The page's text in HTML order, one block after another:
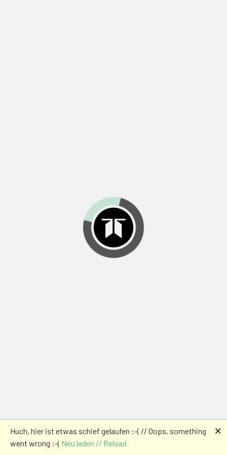
Huch, hier ist etwas schief gelaufen :-( // Oops, something
went wrong :-( Neu laden // Reload
🗙